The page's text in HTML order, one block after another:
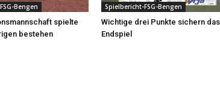
Bengen
spielte
bestehen
Spielbericht-FSG-Bengen
Wichtige drei Punkte sichern das
Endspiel